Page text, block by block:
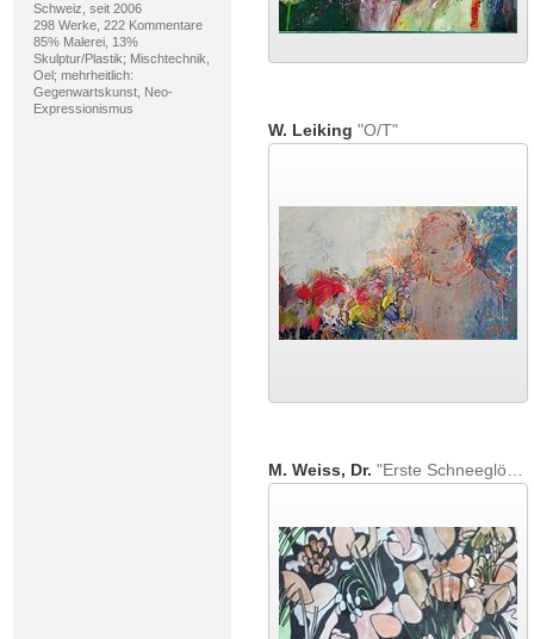
Schweiz, seit 2006
298 Werke, 222 Kommentare
85% Malerei, 13%
Skulptur/Plastik; Mischtechnik,
Oel; mehrheitlich:
Gegenwartskunst, Neo-
Expressionismus
W. Leiking "O/T"
M. Weiss, Dr. "Erste Schneeglöckchen"